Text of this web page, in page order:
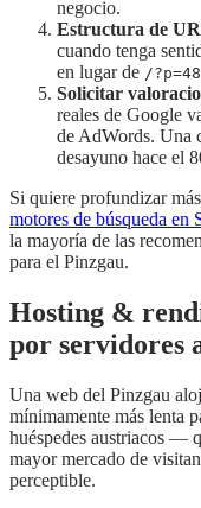
negocio.
Estructura de
cuando tenga
en lugar de /
Solicitar
reales de Google
de AdWords. Una
desayuno hace el
Si quiere profundizar
motores de búsqueda en
la mayoría de las
para el Pinzgau.
Hosting &
por servidores
Una web del Pinzgau
mínimamente más lenta
huéspedes austriacos —
mayor mercado de
perceptible.